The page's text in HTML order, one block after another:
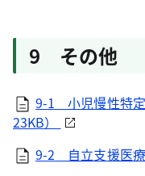
9 その他
9-1 小児慢性特定
23KB）
9-2 自立支援医療